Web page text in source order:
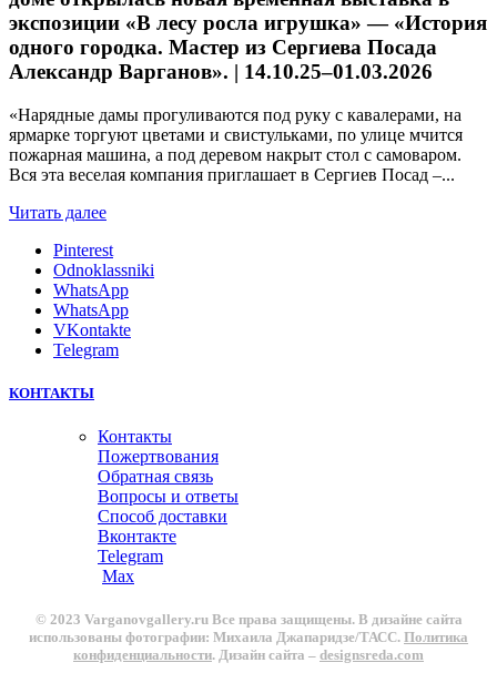
экспозиции «В лесу росла игрушка» — «История
одного городка. Мастер из Сергиева Посада
Александр Варганов». | 14.10.25–01.03.2026
«Нарядные дамы прогуливаются под руку с кавалерами, на
ярмарке торгуют цветами и свистульками, по улице мчится
пожарная машина, а под деревом накрыт стол с самоваром.
Вся эта веселая компания приглашает в Сергиев Посад –...
Читать далее
Pinterest
Odnoklassniki
WhatsApp
WhatsApp
VKontakte
Telegram
КОНТАКТЫ
Контакты
Пожертвования
Обратная связь
Вопросы и ответы
Способ доставки
Вконтакте
Telegram
Max
© 2023 Varganovgallery.ru Все права защищены. В дизайне сайта
использованы фотографии: Михаила Джапаридзе/ТАСС. Политика
конфиденциальности. Дизайн сайта – designsreda.com